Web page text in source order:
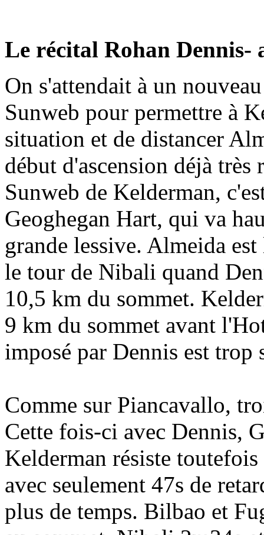
Le récital Rohan Dennis-
On s'attendait à un
Sunweb pour permettre à
situation et de distancer
début d'ascension déjà
Sunweb de Kelderman,
Geoghegan Hart, qui va
grande lessive. Almeida
le tour de Nibali quand
10,5 km du sommet.
9 km du sommet avant
imposé par Dennis est
Comme sur Piancavallo,
Cette fois-ci avec Dennis,
Kelderman résiste
avec seulement 47s de
plus de temps. Bilbao et